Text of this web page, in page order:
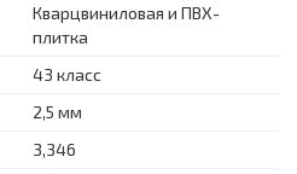
Кварцвиниловая и ПВХ-
плитка
43 класс
2,5 мм
3,346